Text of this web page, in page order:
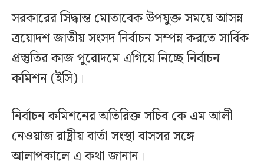
সরকারের সিদ্ধান্ত মোতাবেক উপযুক্ত সময়ে আসন্ন
ত্রয়োদশ জাতীয় সংসদ নির্বাচন সম্পন্ন করতে সার্বিক
প্রস্তুতির কাজ পুরোদমে এগিয়ে নিচ্ছে নির্বাচন
কমিশন (ইসি)।
নির্বাচন কমিশনের অতিরিক্ত সচিব কে এম আলী
নেওয়াজ রাষ্ট্রীয় বার্তা সংস্থা বাসসর সঙ্গে
আলাপকালে এ কথা জানান।